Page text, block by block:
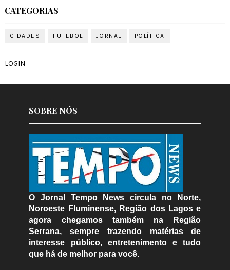
CATEGORIAS
CIDADES FUTEBOL JORNAL POLÍTICA
LOGIN
SOBRE NÓS
O Jornal Tempo News circula no Norte,
Noroeste Fluminense, Região dos Lagos e
agora chegamos também na Região
Serrana, sempre trazendo matérias de
interesse público, entretenimento e tudo
que há de melhor para você.